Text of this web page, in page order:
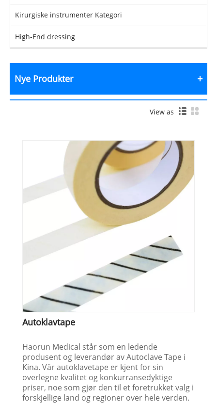
Kirurgiske instrumenter Kategori
High-End dressing
Nye Produkter
View as
Autoklavtape
Haorun Medical står som en ledende
produsent og leverandør av Autoclave Tape i
Kina. Vår autoklavetape er kjent for sin
overlegne kvalitet og konkurransedyktige
priser, noe som gjør den til et foretrukket valg i
forskjellige land og regioner over hele verden.